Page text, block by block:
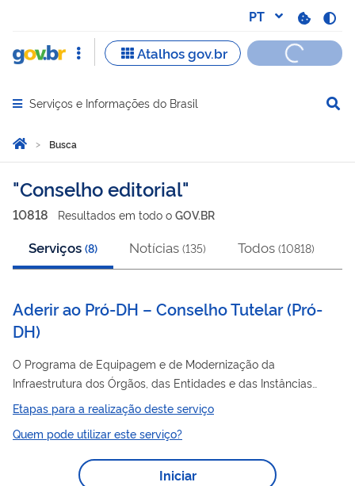
Abrir menu principal de navegação
Serviços e Informações do Brasil
Você está aqui:
Página Inicial
Busca
Busca
Conselho editorial
10818 Resultados em todo o GOV.BR
Serviços (8) Notícias (135) Todos (10818)
Aderir ao Pró-DH – Conselho Tutelar(Pró-
DH)
O Programa de Equipagem e de Modernização da
Infraestrutura dos Órgãos, das Entidades e das Instâncias
Colegiadas de Promoção e de Defesa dos Direitos Humanos
(Pró-DH) é um programa que visa a doação de equipamentos
essenciais ao funcionamento dos Conselhos Tutelares (CT) dos
equipamentos e doações às prefeituras que solicitam,
Etapas para a realização deste serviço
Quem pode utilizar este serviço?
Iniciar